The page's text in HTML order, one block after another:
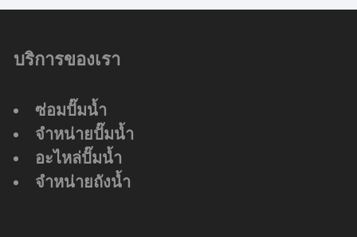
บริการของเรา
ซ่อมปั๊มน้ำ
จำหน่ายปั๊มน้ำ
อะไหล่ปั๊มน้ำ
จำหน่ายถังน้ำ